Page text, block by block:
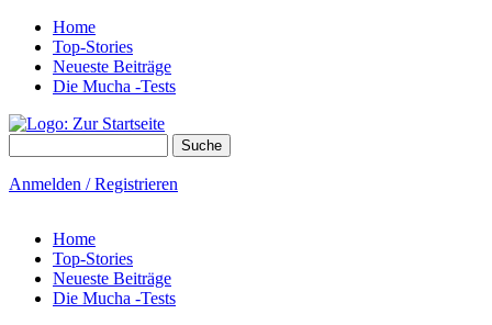
Home
Top-Stories
Neueste Beiträge
Die Mucha -Tests
Anmelden / Registrieren
Home
Top-Stories
Neueste Beiträge
Die Mucha -Tests